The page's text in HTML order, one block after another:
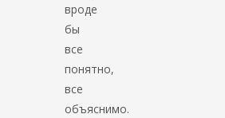
вроде
бы
все
понятно,
все
объяснимо.